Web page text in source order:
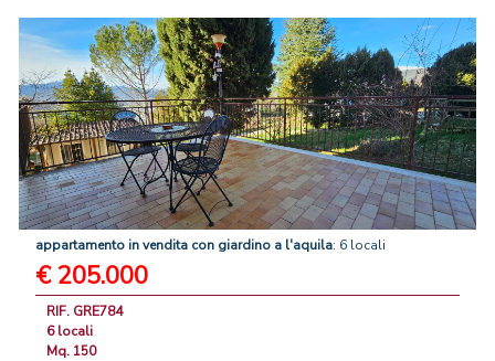
appartamento invendita con giardino a l'aquila: 6 locali
€ 205.000
RIF. GRE784
6 locali
Mq. 150